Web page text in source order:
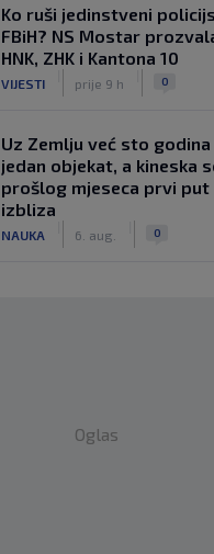
Ko ruši jedinstveni
FBiH? NS Mostar
HNK, ZHK i Kantona 10
VIJESTI prije 9 h 0
Uz Zemlju već sto
jedan objekat, a kineska
prošlog mjeseca prvi put
izbliza
NAUKA 6. aug. 0
Oglas